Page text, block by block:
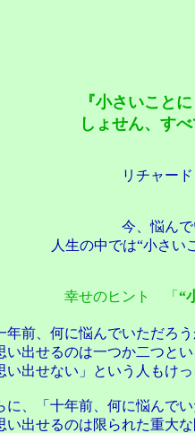
『小さいこと
しょせん、す
リチャー
今、悩んで
人生の中では“小さい
幸せのヒント 「 “
年前、何に悩んでいただろ
出せるのは一つか二つとい
い出せない」という人もけ
に、「十年前、何に悩んで
出せるのは限られた重大な